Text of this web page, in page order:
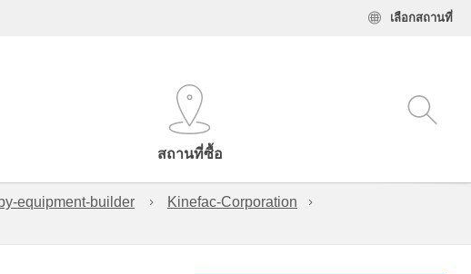
เลือกสถานที่
สถานที่ซื้อ
equipment-builder
Kinefac-Corporation